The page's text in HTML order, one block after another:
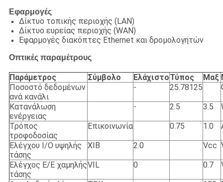
Εφαρμογές
Δίκτυο τοπικής περιοχής (LAN)
Δίκτυο ευρείας περιοχής (WAN)
Εφαρμογές διακόπτες Ethernet και δρομολογητών
Οπτικές παραμέτρους
Παράμετρος Σύμβολο ΕλάχιστοΤύπος Μαξ
Ποσοστό δεδομένων
ανά κανάλι
- 25.78125
Κατανάλωση
ενέργειας
- 2.5 3.5
Τρόπος
τροφοδοσίας
Επικοινωνία 0.75 1.0
Ελέγχου I/O υψηλής
τάσης
ΧΙΒ 2.0 Vcc
Ελέγχος Ε/Ε χαμηλής
τάσης
VIL 0 0.7